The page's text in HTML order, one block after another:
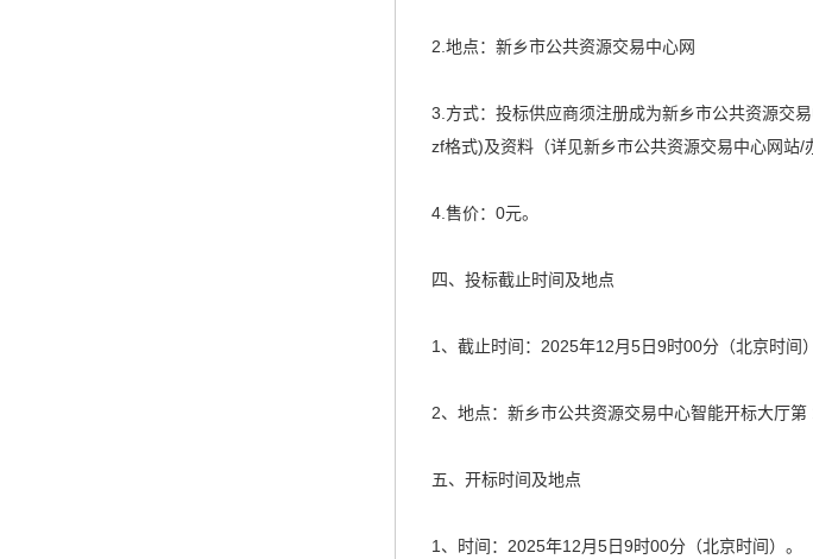
2.地点：新乡市公共资源交易中心网
3.方式：投标供应商须注册成为新乡市公共资源交
zf格式)及资料（详见新乡市公共资源交易中心网站/
4.售价：0元。
四、投标截止时间及地点
1、截止时间：2025年12月5日9时00分（北京时间）
2、地点：新乡市公共资源交易中心智能开标大厅
五、开标时间及地点
1、时间：2025年12月5日9时00分（北京时间）。